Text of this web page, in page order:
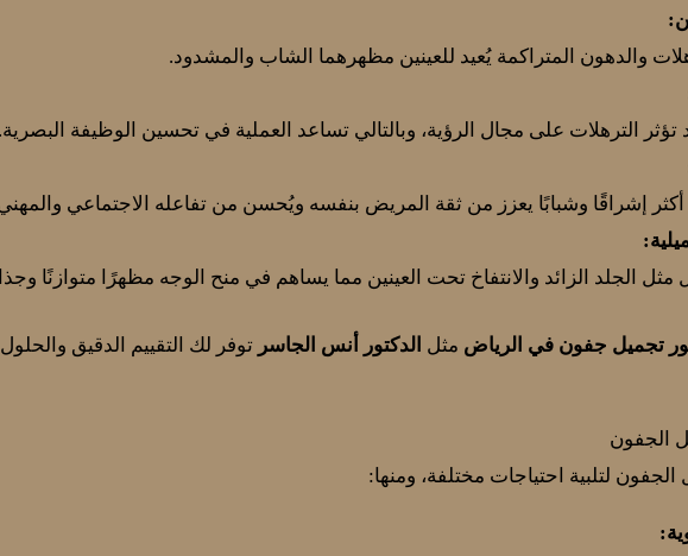
والدهون المتراكمة يُعيد للعينين مظهرهما الشاب والمشدود.
الترهلات على مجال الرؤية، وبالتالي تساعد العملية في تحسين الوظيفة البصرية.
إشراقًا وشبابًا يعزز من ثقة المريض بنفسه ويُحسن من تفاعله الاجتماعي
مثل الجلد الزائد والانتفاخ تحت العينين مما يساهم في منح الوجه مظهرًا متوازنًا
تجميل جفون في الرياض مثل الدكتور أنس الجاسر توفر لك التقييم الدقيق
الجفون
لتلبية احتياجات مختلفة، ومنها: